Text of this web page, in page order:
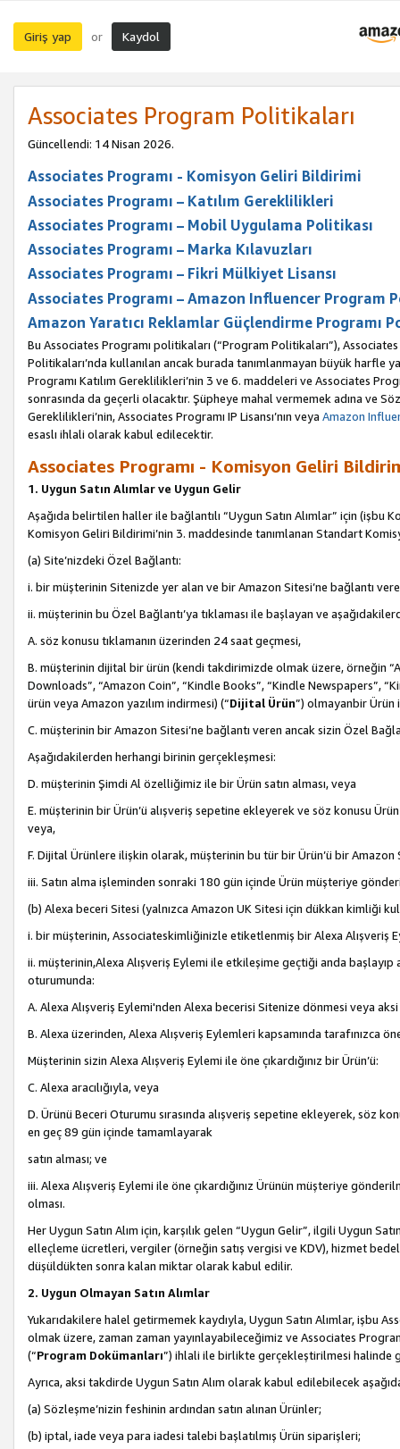
Giriş yap or Kaydol
Associates Program Politikaları
Güncellendi: 14 Nisan 2026.
Associates Programı - Komisyon Geliri Bildirimi
Associates Programı – Katılım Gereklilikleri
Associates Programı – Mobil Uygulama Politikası
Associates Programı – Marka Kılavuzları
Associates Programı – Fikri Mülkiyet Lisansı
Associates Programı – Amazon Influencer Program
Amazon Yaratıcı Reklamlar Güçlendirme Programı
Bu Associates Programı politikaları (“Program Politikaları”),
Politikaları’nda kullanılan ancak burada tanımlanmayan büyük harfle
Programı Katılım Gereklilikleri’nin 3 ve 6. maddeleri ve Associates
sonrasında da geçerli olacaktır. Şüpheye mahal vermemek adına ve
Gereklilikleri’nin, Associates Programı IP Lisansı’nın veya Amazon
esaslı ihlali olarak kabul edilecektir.
Associates Programı - Komisyon Geliri
1. Uygun Satın Alımlar ve Uygun Gelir
Aşağıda belirtilen haller ile bağlantılı “Uygun Satın Alımlar” için
Komisyon Geliri Bildirimi’nin 3. maddesinde tanımlanan Standart
(a) Site’nizdeki Özel Bağlantı:
i. bir müşterinin Sitenizde yer alan ve bir Amazon Sitesi’ne bağlantı
ii. müşterinin bu Özel Bağlantı’ya tıklaması ile başlayan ve
A. söz konusu tıklamanın üzerinden 24 saat geçmesi,
B. müşterinin dijital bir ürün (kendi takdirimizde olmak üzere, örneğin
Downloads”, “Amazon Coin”, “Kindle Books”, “Kindle Newspapers”,
ürün veya Amazon yazılım indirmesi) (“Dijital Ürün”) olmayanbir Ürün
C. müşterinin bir Amazon Sitesi’ne bağlantı veren ancak sizin Özel
Aşağıdakilerden herhangi birinin gerçekleşmesi:
D. müşterinin Şimdi Al özelliğimiz ile bir Ürün satın alması, veya
E. müşterinin bir Ürün’ü alışveriş sepetine ekleyerek ve söz konusu
veya,
F. Dijital Ürünlere ilişkin olarak, müşterinin bu tür bir Ürün’ü bir Amazon
iii. Satın alma işleminden sonraki 180 gün içinde Ürün müşteriye
(b) Alexa beceri Sitesi (yalnızca Amazon UK Sitesi için dükkan kimliği
i. bir müşterinin, Associateskimliğinizle etiketlenmiş bir Alexa Alışveriş
ii. müşterinin,Alexa Alışveriş Eylemi ile etkileşime geçtiği anda
oturumunda:
A. Alexa Alışveriş Eylemi'nden Alexa becerisi Sitenize dönmesi veya
B. Alexa üzerinden, Alexa Alışveriş Eylemleri kapsamında tarafınızca
Müşterinin sizin Alexa Alışveriş Eylemi ile öne çıkardığınız bir Ürün’ü:
C. Alexa aracılığıyla, veya
D. Ürünü Beceri Oturumu sırasında alışveriş sepetine ekleyerek, söz
en geç 89 gün içinde tamamlayarak
satın alması; ve
iii. Alexa Alışveriş Eylemi ile öne çıkardığınız Ürünün müşteriye
olması.
Her Uygun Satın Alım için, karşılık gelen “Uygun Gelir”, ilgili Uygun
elleçleme ücretleri, vergiler (örneğin satış vergisi ve KDV), hizmet
düşüldükten sonra kalan miktar olarak kabul edilir.
2. Uygun Olmayan Satın Alımlar
Yukarıdakilere halel getirmemek kaydıyla, Uygun Satın Alımlar, işbu
olmak üzere, zaman zaman yayınlayabileceğimiz ve Associates
(“Program Dokümanları”) ihlali ile birlikte gerçekleştirilmesi halinde
Ayrıca, aksi takdirde Uygun Satın Alım olarak kabul edilebilecek
(a) Sözleşme’nizin feshinin ardından satın alınan Ürünler;
(b) iptal, iade veya para iadesi talebi başlatılmış Ürün siparişleri;